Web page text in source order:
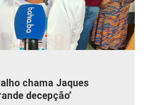
chama Jaques
decepção’